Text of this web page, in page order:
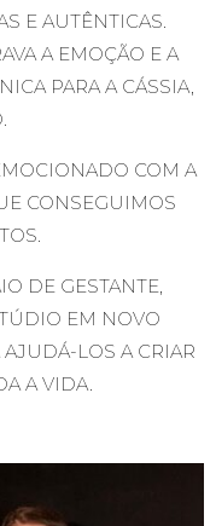
E AUTÊNTICAS.
A EMOÇÃO E A
PARA A CÁSSIA,
COM A
CONSEGUIMOS
DE GESTANTE,
EM NOVO
LOS A CRIAR
A VIDA.